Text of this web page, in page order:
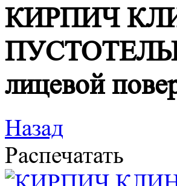
КИРПИЧ
ПУСТОТЕЛЫЙ
лицевой
Назад
Распечатать